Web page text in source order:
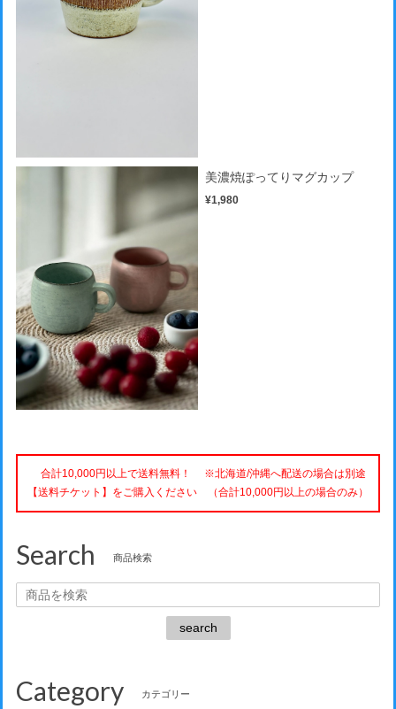
美濃焼ぽってりマグカップ
¥1,980
合計10,000円以上で送料無料！ ※北海道/沖縄へ配送の場合は別途
【送料チケット】をご購入ください （合計10,000円以上の場合のみ）
Search 商品検索
search
Category カテゴリー